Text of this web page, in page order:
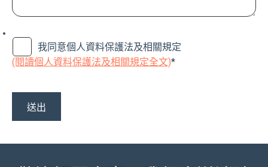
Email *
您的留言